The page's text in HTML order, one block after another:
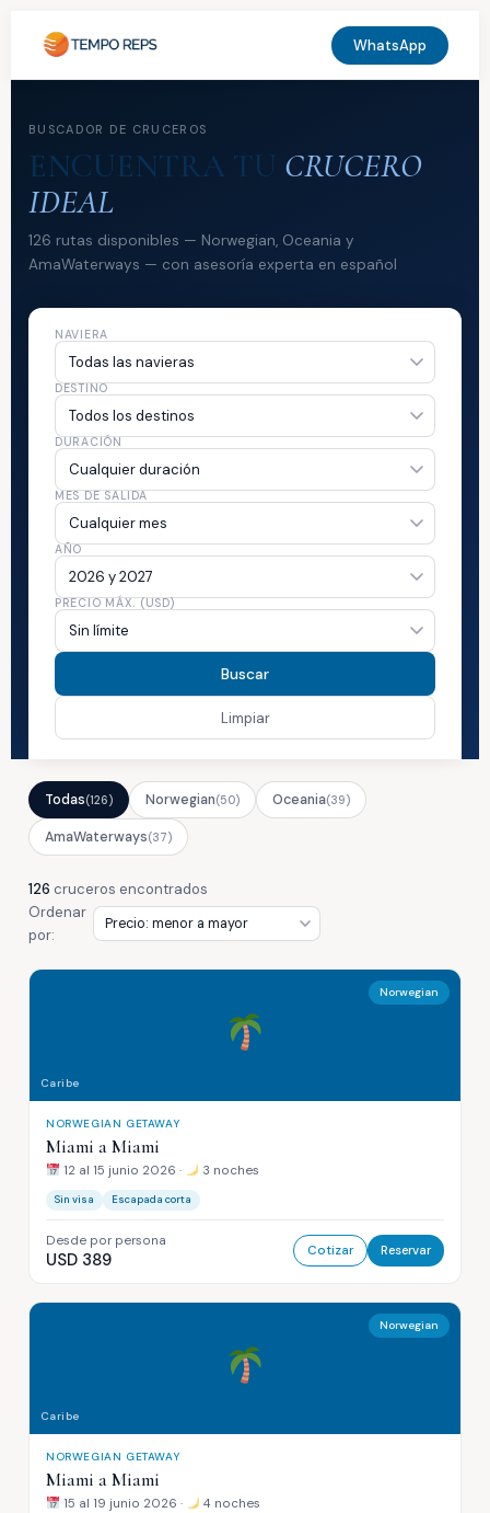
WhatsApp
BUSCADOR DE CRUCEROS
ENCUENTRA TU CRUCERO
IDEAL
126 rutas disponibles — Norwegian, Oceania y
AmaWaterways — con asesoría experta en español
NAVIERA
DESTINO
DURACIÓN
MES DE SALIDA
AÑO
PRECIO MÁX. (USD)
Buscar
Limpiar
Todas(126) Norwegian(50) Oceania(39)
AmaWaterways(37)
126 cruceros encontrados
Ordenar
por:
Caribe
Norwegian
NORWEGIAN GETAWAY
Miami a Miami
12 al 15 junio 2026 · 3 noches
Sin visa Escapada corta
Desde por persona
USD 389 Cotizar Reservar
Caribe
Norwegian
NORWEGIAN GETAWAY
Miami a Miami
15 al 19 junio 2026 · 4 noches